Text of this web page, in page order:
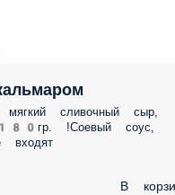
сливочный сыр,
!Соевый соус,
входят
В